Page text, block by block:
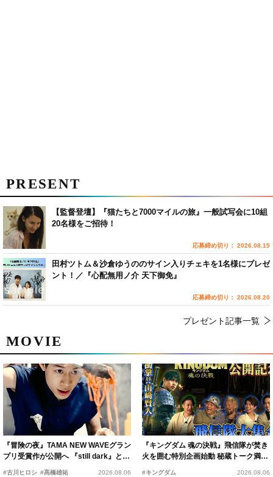
MOVIE
『冒険の夜』TAMA NEW WAVEグラン
プリ受賞作が公開へ 『still dark』と同
時上映決定
#古川ヒロシ #髙橋雄祐 2026.08.06
『キングダム 魂の決戦』飛信隊が焚き
火を囲む特別企画始動 秘蔵トーク満載
の“キングダムキャンプ”開催
#キングダム 2026.08.06
PRESENT
【監督登壇】『猫たちと7000マイルの旅』一般試写会に10組
20名様をご招待！
応募締め切り： 2026.08.15
田村ツトム＆沙倉ゆうののサイン入りチェキを1名様にプレゼ
ント！／『心配無用ノ介 天下御免』
応募締め切り： 2026.08.20
プレゼント記事一覧